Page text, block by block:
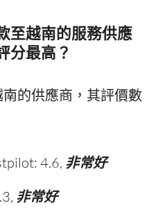
至越南的服務供應
分最高？
的供應商，其評價數
4.6, 非常好
非常好